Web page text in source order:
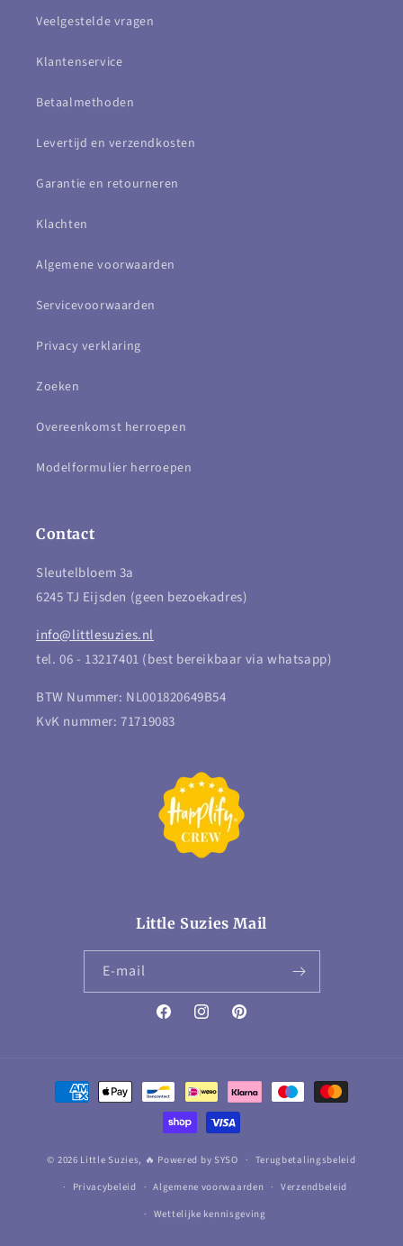
Veelgestelde vragen
Klantenservice
Betaalmethoden
Levertijd en verzendkosten
Garantie en retourneren
Klachten
Algemene voorwaarden
Servicevoorwaarden
Privacy verklaring
Zoeken
Overeenkomst herroepen
Modelformulier herroepen
Contact
Sleutelbloem 3a
6245 TJ Eijsden (geen bezoekadres)
info@littlesuzies.nl
tel. 06 - 13217401 (best bereikbaar via whatsapp)
BTW Nummer: NL001820649B54
KvK nummer: 71719083
Little Suzies Mail
E‑mail
FacebookInstagramPinterest
Betaalmethoden
© 2026 Little Suzies, 🔥 Powered by SYSO
Terugbetalingsbeleid
Privacybeleid
Algemene voorwaarden
Verzendbeleid
Wettelijke kennisgeving